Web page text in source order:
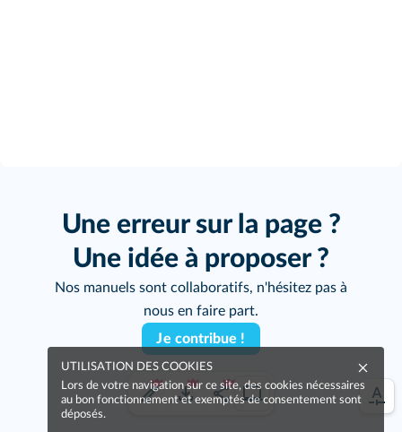
Une erreur sur la page ?
Une idée à proposer ?
Nos manuels sont collaboratifs, n'hésitez pas à
nous en faire part.
Je contribue !
UTILISATION DES COOKIES
Lors de votre navigation sur ce site, des cookies nécessaires
au bon fonctionnement et exemptés de consentement sont
déposés.